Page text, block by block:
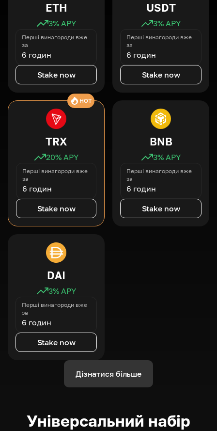
ETH
3% APY
Перші винагороди вже
за
6 годин
Stake now
USDT
3% APY
Перші винагороди вже
за
6 годин
Stake now
HOT
TRX
20% APY
Перші винагороди вже
за
6 годин
Stake now
BNB
3% APY
Перші винагороди вже
за
6 годин
Stake now
DAI
3% APY
Перші винагороди вже
за
6 годин
Stake now
Дізнатися більше
Універсальний набір